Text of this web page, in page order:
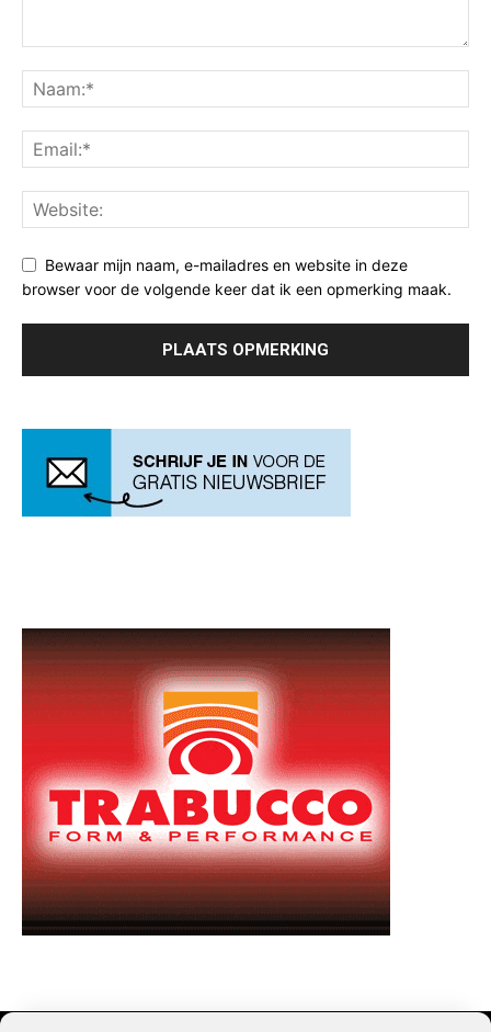
Bewaar mijn naam, e-mailadres en website in deze
browser voor de volgende keer dat ik een opmerking maak.